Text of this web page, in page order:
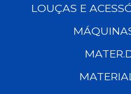
LOUÇAS E